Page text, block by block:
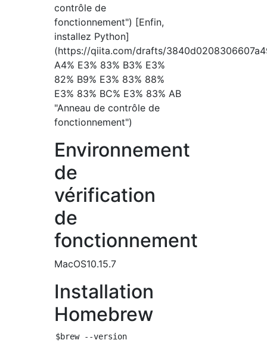
contrôle de
fonctionnement") [Enfin,
installez Python]
(https://qiita.com/drafts/
A4% E3% 83% B3% E3%
82% B9% E3% 83% 88%
E3% 83% BC% E3% 83% AB
"Anneau de contrôle de
fonctionnement")
Environnement
de
vérification
de
fonctionnement
MacOS10.15.7
Installation
Homebrew